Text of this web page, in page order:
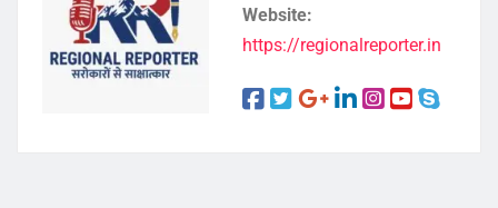
Website:
https://regionalreporter.in